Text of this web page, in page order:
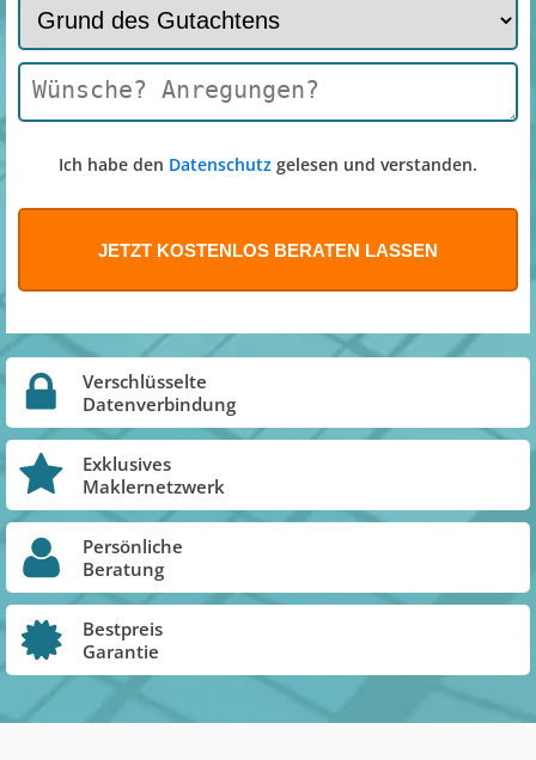
Ich habe den Datenschutz gelesen und verstanden.
Verschlüsselte
Datenverbindung
Exklusives
Maklernetzwerk
Persönliche
Beratung
Bestpreis
Garantie